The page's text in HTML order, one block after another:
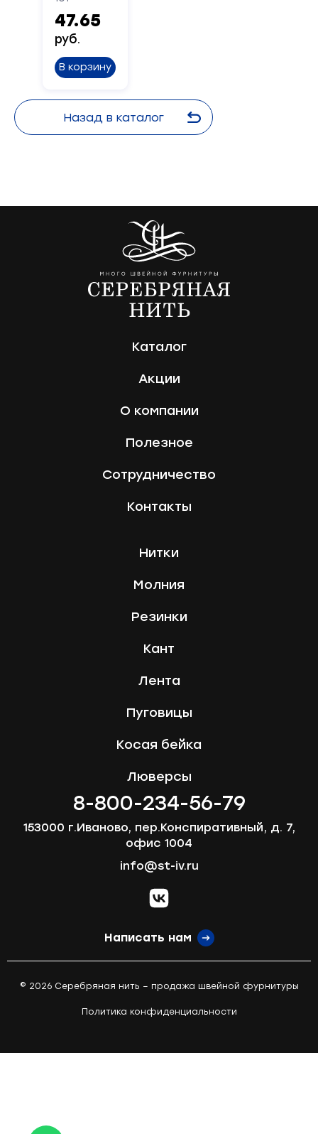
47.65
руб.
В корзину
Назад в каталог
Каталог
Акции
О компании
Полезное
Сотрудничество
Контакты
Нитки
Молния
Резинки
Кант
Лента
Пуговицы
Косая бейка
Люверсы
8-800-234-56-79
153000 г.Иваново, пер.Конспиративный, д. 7,
офис 1004
info@st-iv.ru
vk.com
Написать нам
© 2026 Серебряная нить – продажа швейной фурнитуры
Политика конфиденциальности